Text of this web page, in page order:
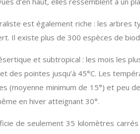
est également riche : les arbres
Il existe plus de 300 espèces de
et subtropical : les mois les
des pointes jusqu’à 45°C. Les
(moyenne minimum de 15°) et peu
en hiver atteignant 30°.
de seulement 35 kilomètres